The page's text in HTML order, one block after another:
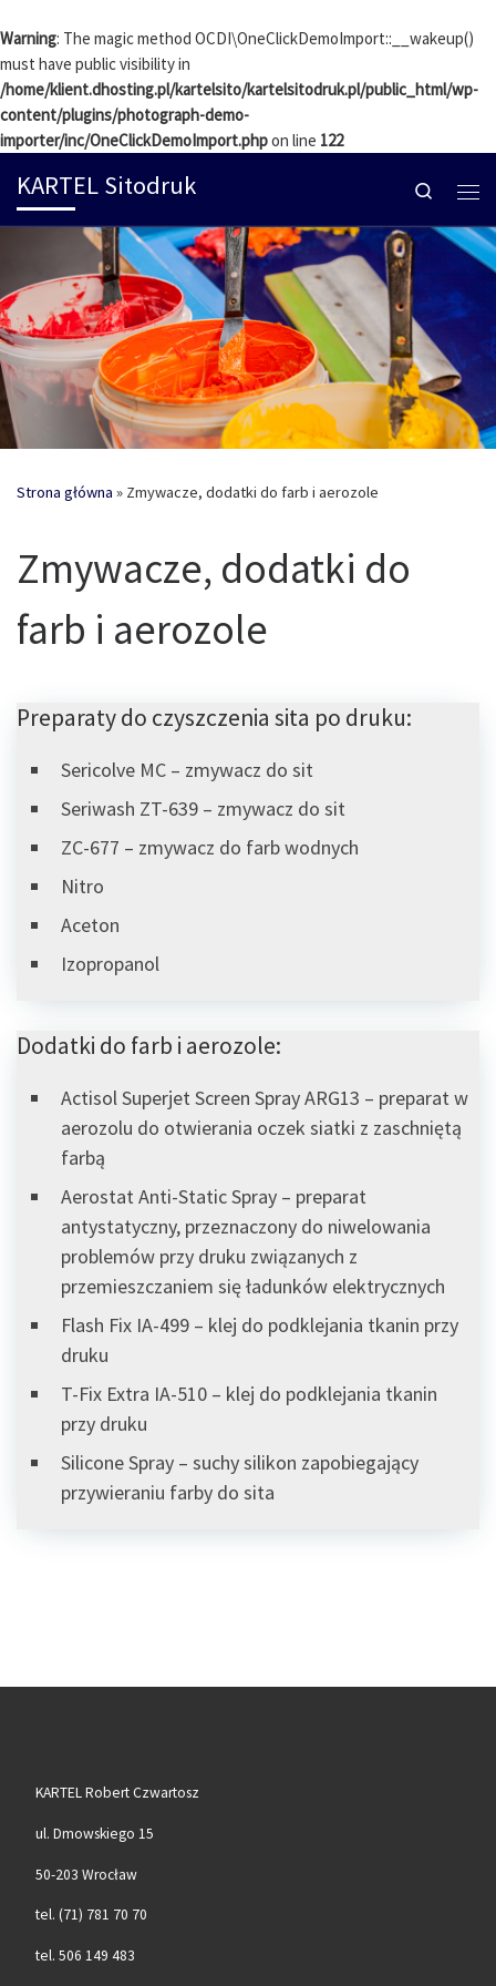
Warning: The magic method OCDI\OneClickDemoImport::__wakeup()
must have public visibility in
/home/klient.dhosting.pl/kartelsito/kartelsitodruk.pl/public_html/wp-
content/plugins/photograph-demo-
importer/inc/OneClickDemoImport.phpon line 122
Skip to content
KARTEL Sitodruk Search
Strona główna » Zmywacze, dodatki do farb i aerozole
Zmywacze, dodatki do
farb i aerozole
Preparaty do czyszczenia sita po druku:
Sericolve MC – zmywacz do sit
Seriwash ZT-639 – zmywacz do sit
ZC-677 – zmywacz do farb wodnych
Nitro
Aceton
Izopropanol
Dodatki do farb i aerozole:
Actisol Superjet Screen Spray ARG13 – preparat w
aerozolu do otwierania oczek siatki z zaschniętą
farbą
Aerostat Anti-Static Spray – preparat
antystatyczny, przeznaczony do niwelowania
problemów przy druku związanych z
przemieszczaniem się ładunków elektrycznych
Flash Fix IA-499 – klej do podklejania tkanin przy
druku
T-Fix Extra IA-510 – klej do podklejania tkanin
przy druku
Silicone Spray – suchy silikon zapobiegający
przywieraniu farby do sita
KARTEL Robert Czwartosz
ul. Dmowskiego 15
50-203 Wrocław
tel. (71) 781 70 70
tel. 506 149 483